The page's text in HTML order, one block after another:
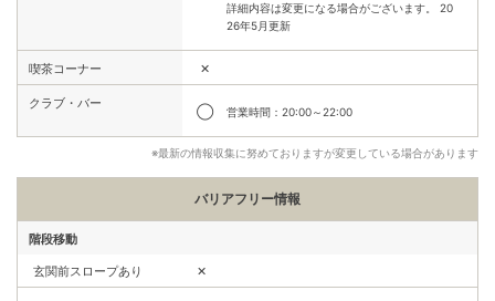
詳細内容は変更になる場合がございます。 20
26年5月更新
喫茶コーナー ✕
クラブ・バー
◯ 営業時間：20:00～22:00
※最新の情報収集に努めておりますが変更している場合があります
バリアフリー情報
階段移動
玄関前スロープあり ✕